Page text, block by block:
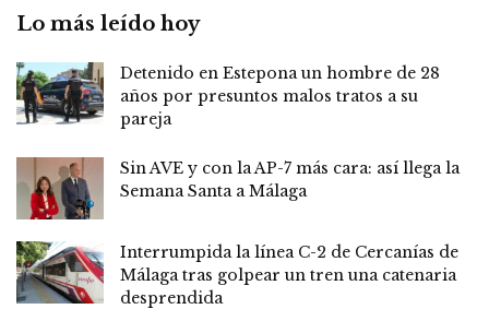
Lo más leído hoy
Detenido en Estepona un hombre de 28
años por presuntos malos tratos a su
pareja
Sin AVE y con la AP-7 más cara: así llega la
Semana Santa a Málaga
Interrumpida la línea C-2 de Cercanías de
Málaga tras golpear un tren una catenaria
desprendida